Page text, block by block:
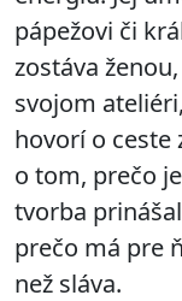
pápežovi či
zostáva
svojom
hovorí o ceste
o tom, prečo
tvorba
prečo má pre
než sláva.